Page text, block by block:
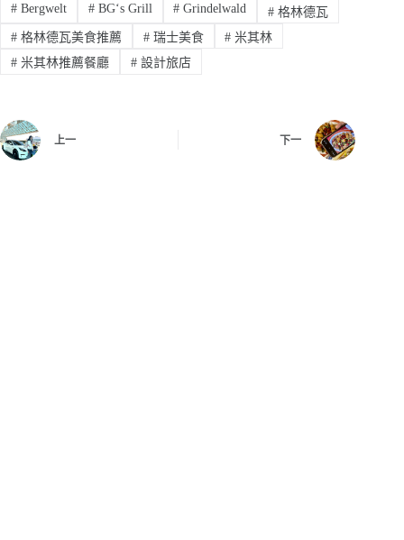
#Bergwelt #BG‘s Grill # Grindelwald # 格林德瓦
#格林德瓦美食推薦 #瑞士美食 # 米其林
#米其林推薦餐廳 #設計旅店
上一 下一